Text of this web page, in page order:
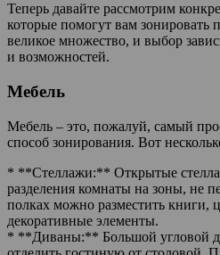
Теперь давайте рассмотрим
которые помогут вам зонировать
великое множество, и выбор
и возможностей.
Мебель
Мебель – это, пожалуй, самый
способ зонирования. Вот
* **Стеллажи:** Открытые
разделения комнаты на зоны, не
полках можно разместить книги,
декоративные элементы.
* **Диваны:** Большой угловой